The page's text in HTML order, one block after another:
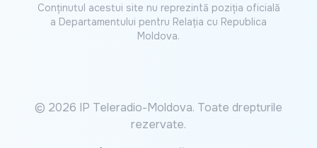
Conținutul acestui site nu reprezintă poziția oficială
a Departamentului pentru Relația cu Republica
Moldova.
© 2026 IP Teleradio-Moldova. Toate drepturile
rezervate.